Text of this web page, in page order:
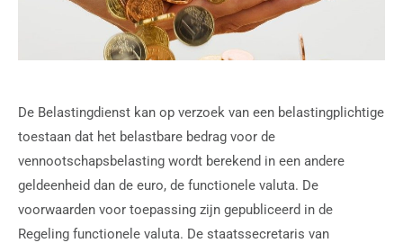
De Belastingdienst kan op verzoek van een belastingplichtige
toestaan dat het belastbare bedrag voor de
vennootschapsbelasting wordt berekend in een andere
geldeenheid dan de euro, de functionele valuta. De
voorwaarden voor toepassing zijn gepubliceerd in de
Regeling functionele valuta. De staatssecretaris van